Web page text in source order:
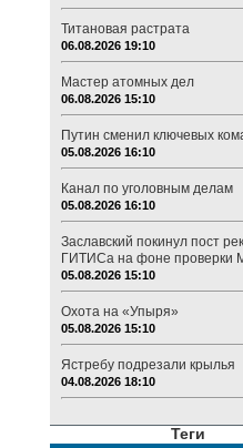
Титановая растрата
06.08.2026 19:10
Мастер атомных дел
06.08.2026 15:10
Путин сменил ключевых
05.08.2026 16:10
Канал по уголовным делам
05.08.2026 16:10
Заславский покинул пост
ГИТИСа на фоне проверки
05.08.2026 15:10
Охота на «Упыря»
05.08.2026 15:10
Ястребу подрезали крылья
04.08.2026 18:10
Теги